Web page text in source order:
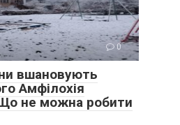
0
вшановують
Амфілохія
Що не можна робити